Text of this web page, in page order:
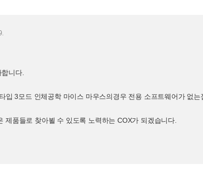
니다.
입 3모드 인체공학 마이스 마우스의경우 전용 소프트웨어가 없는
제품들로 찾아뵐 수 있도록 노력하는 COX가 되겠습니다.